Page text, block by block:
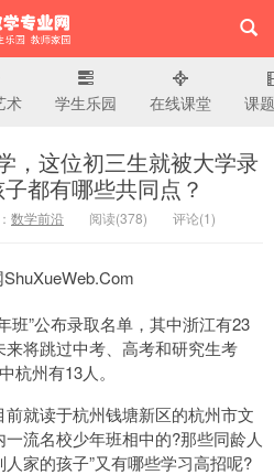
专业网
术 学生乐园 在线课堂 课
，这位初三生就被大学录
都有哪些共同点？
数学前沿 阅读(378) 评论(1)
”公布录取名单，其中浙江有23
将跳过中考、高考和研究生考
杭州有13人。
就读于杭州钱塘新区的杭州市文
流名校少年班相中的?那些同龄人
人家的孩子”又有哪些学习高招呢?